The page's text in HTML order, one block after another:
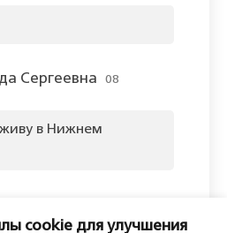
Сергеевна
08
в Нижнем
cookie для улучшения